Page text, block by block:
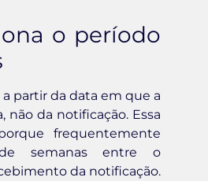
o período
partir da data em que a
não da notificação. Essa
frequentemente
semanas entre o
da notificação.